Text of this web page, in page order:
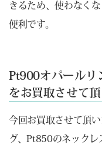
きるため、使わなく
便利です。
Pt900オパールリ
をお買取させて
今回お買取させて頂
グ、Pt850のネックレ